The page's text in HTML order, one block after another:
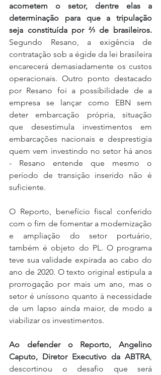
acometem o setor, dentre elas a
determinação para que a tripulação
seja constituída por ⅔ de brasileiros.
Segundo Resano, a exigência de
contratação sob a égide da lei brasileira
encarecerá demasiadamente os custos
operacionais. Outro ponto destacado
por Resano foi a possibilidade de a
empresa se lançar como EBN sem
deter embarcação própria, situação
que desestimula investimentos em
embarcações nacionais e desprestigia
quem vem investindo no setor há anos
- Resano entende que mesmo o
período de transição inserido não é
suficiente.
O Reporto, benefício fiscal conferido
com o fim de fomentar a modernização
e ampliação do setor portuário,
também é objeto do PL. O programa
teve sua validade expirada ao cabo do
ano de 2020. O texto original estipula a
prorrogação por mais um ano, mas o
setor é uníssono quanto à necessidade
de um lapso ainda maior, de modo a
viabilizar os investimentos.
Ao defender o Reporto, Angelino
Caputo, Diretor Executivo da ABTRA
descortinou o desafio que será